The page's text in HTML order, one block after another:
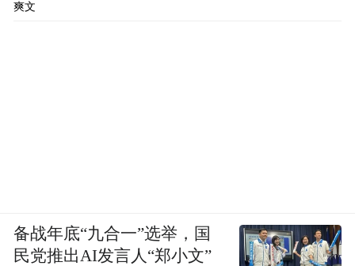
爽文
备战年底“九合一”选举，国
民党推出AI发言人“郑小文”